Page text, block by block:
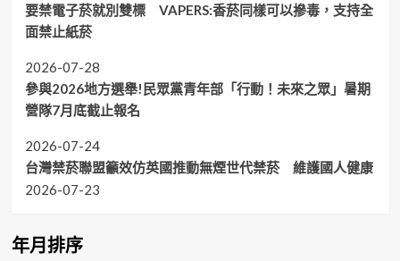
要禁電子菸就別雙標 VAPERS:香菸同樣可以摻毒，支持全
面禁止紙菸
2026-07-28
參與2026地方選舉!民眾黨青年部「行動！未來之眾」暑期
營隊7月底截止報名
2026-07-24
台灣禁菸聯盟籲效仿英國推動無煙世代禁菸 維護國人健康
2026-07-23
年月排序